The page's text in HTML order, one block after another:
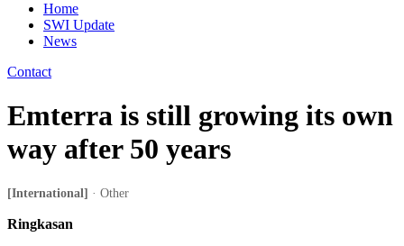
Home
SWI Update
News
Contact
Emterra is still growing its own
way after 50 years
[International] · Other
Ringkasan